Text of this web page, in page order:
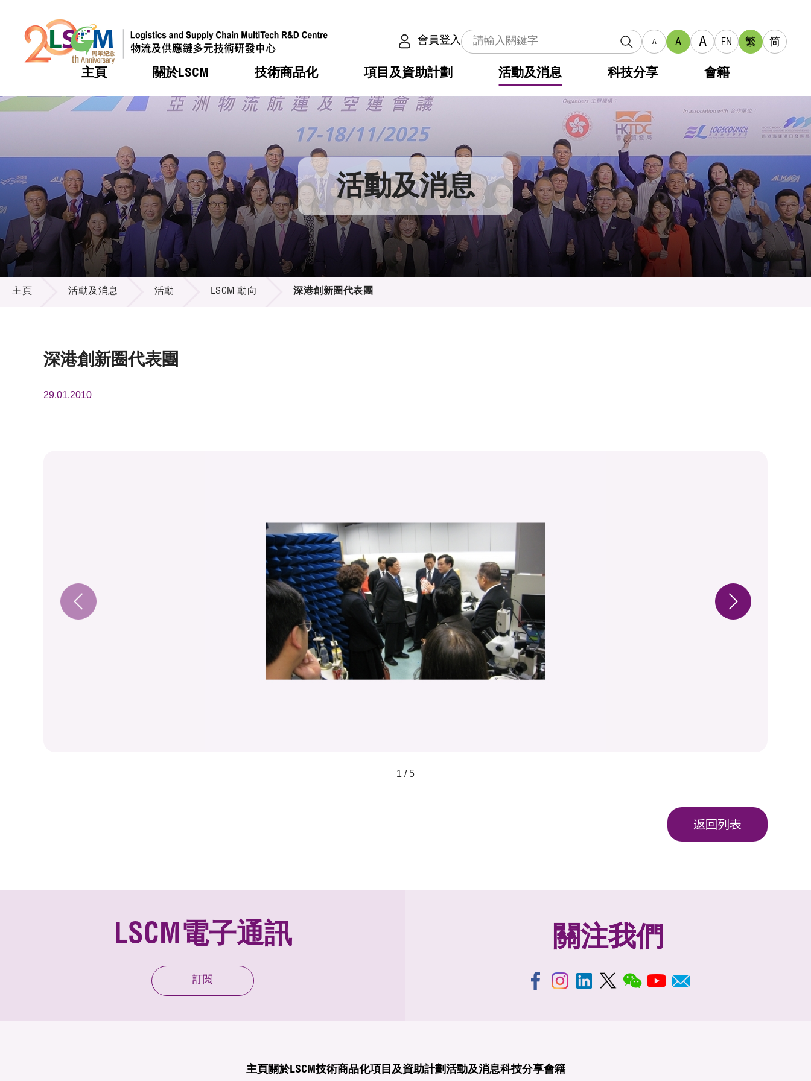
會員登入 A A A EN 繁 简
主頁 關於LSCM
熱門 機構簡介
組織架構
組織架構
董事局
研究顧問
招標通告
技術商品化
熱門 服務
可獲授權之技術
應用於公共服務之創新技術
重點項目
項目及資助計劃
熱門 合作計劃
資助計劃
資助計劃
稅務優惠
申請
評審
徵求研發項目計劃書
項目資料庫
活動及消息
熱門 活動
獎項
新聞中心
媒體報導
新聞稿
資訊中心
多媒體
出版刊物
科技分享 會籍
熱門 會籍及服務
會員列表
會員登入 活動及消息
活動及消息
主頁 活動及消息 活動 LSCM 動向 深港創新圈代表團
深港創新圈代表團
29.01.2010
1 / 5
返回列表
LSCM電子通訊
訂閱
關注我們
主頁關於LSCM技術商品化項目及資助計劃活動及消息科技分享會籍